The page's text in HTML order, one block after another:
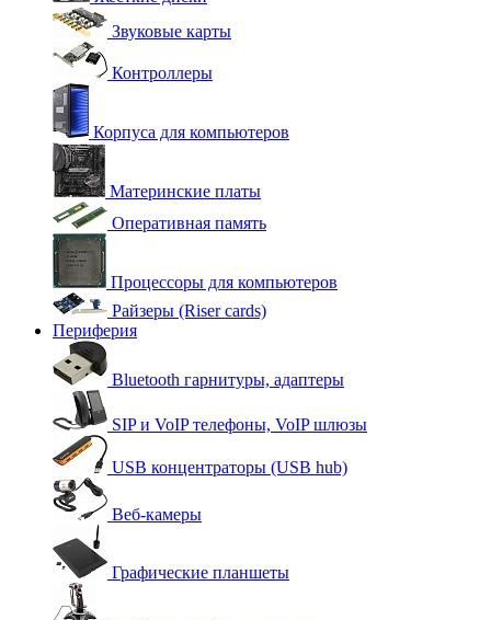
Звуковые карты
Контроллеры
Корпуса для компьютеров
Материнские платы
Оперативная память
Процессоры для компьютеров
Райзеры (Riser cards)
Периферия
Bluetooth гарнитуры, адаптеры
SIP и VoIP телефоны, VoIP шлюзы
USB концентраторы (USB hub)
Веб-камеры
Графические планшеты